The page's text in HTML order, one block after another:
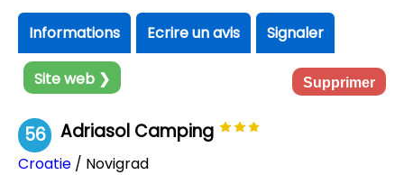
Informations Ecrire un avis Signaler
Site web ❯ Supprimer
56 Adriasol Camping
Croatie / Novigrad